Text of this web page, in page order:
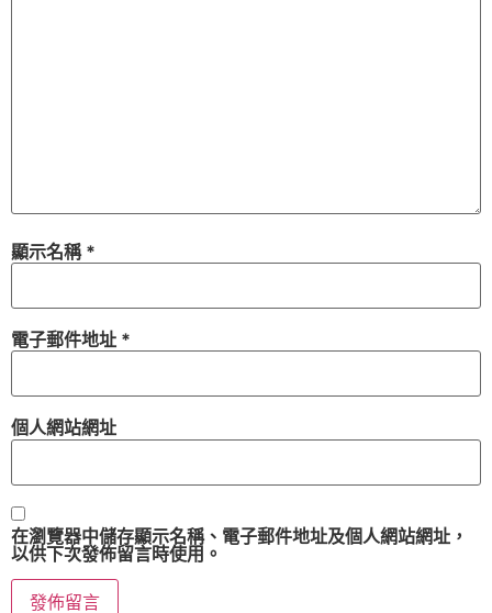
顯示名稱 *
電子郵件地址 *
個人網站網址
在瀏覽器中儲存顯示名稱、電子郵件地址及個人網站網址，
以供下次發佈留言時使用。